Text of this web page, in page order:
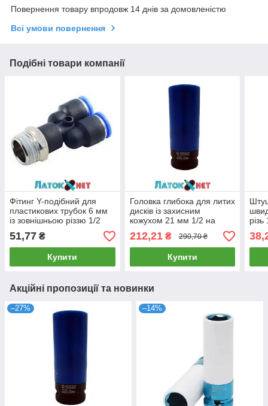
Повернення товару впродовж 14 днів за домовленістю
Всі умови повернення
Подібні товари компанії
Фітинг Y-подібний для
пластикових трубок 6 мм
із зовнішньою різзю 1/2
RF-SPX06-04 Rock Force
51,77 ₴
Купити
Головка глибока для литих
дисків із захисним
кожухом 21 мм 1/2 на
пластиковому тримачі F-
4458521C Forsage
212,21₴ 290,70 ₴
Купити
Акційні пропозиції та новинки
–27% –14%